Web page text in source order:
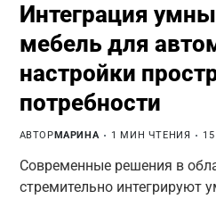
Интеграция
мебель для
настройки
потребности
АВТОР МАРИНА 1 МИН ЧТЕНИЯ
Современные решения в
стремительно интегрируют